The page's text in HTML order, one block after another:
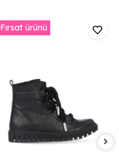
Fırsat ürünü